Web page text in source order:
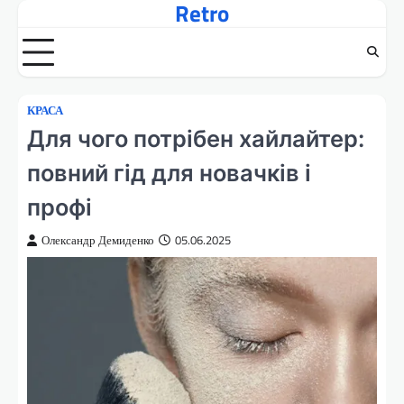
вмісту
Retro
КРАСА
Для чого потрібен хайлайтер:
повний гід для новачків і
профі
Олександр Демиденко 05.06.2025